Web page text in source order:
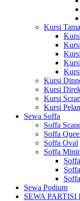
Kursi
Kursi
Kursi
Kursi
Kursi
Sewa Soffa
Soffa
Soffa
Soffa Oval
Soffa
Sewa Podium
SEWA PARTISI